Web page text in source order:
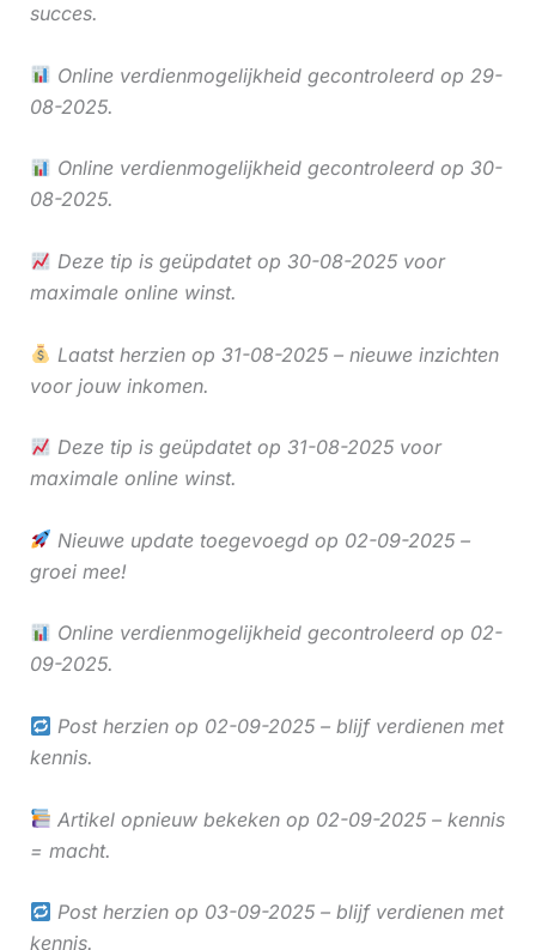
succes.
Online verdienmogelijkheid gecontroleerd op 29-
08-2025.
Online verdienmogelijkheid gecontroleerd op 30-
08-2025.
Deze tip is geüpdatet op 30-08-2025 voor
maximale online winst.
Laatst herzien op 31-08-2025 – nieuwe inzichten
voor jouw inkomen.
Deze tip is geüpdatet op 31-08-2025 voor
maximale online winst.
Nieuwe update toegevoegd op 02-09-2025 –
groei mee!
Online verdienmogelijkheid gecontroleerd op 02-
09-2025.
Post herzien op 02-09-2025 – blijf verdienen met
kennis.
Artikel opnieuw bekeken op 02-09-2025 – kennis
= macht.
Post herzien op 03-09-2025 – blijf verdienen met
kennis.